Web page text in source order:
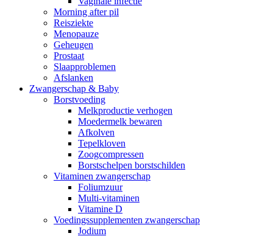
Morning after pil
Reisziekte
Menopauze
Geheugen
Prostaat
Slaapproblemen
Afslanken
Zwangerschap & Baby
Borstvoeding
Melkproductie verhogen
Moedermelk bewaren
Afkolven
Tepelkloven
Zoogcompressen
Borstschelpen borstschilden
Vitaminen zwangerschap
Foliumzuur
Multi-vitaminen
Vitamine D
Voedingssupplementen zwangerschap
Jodium